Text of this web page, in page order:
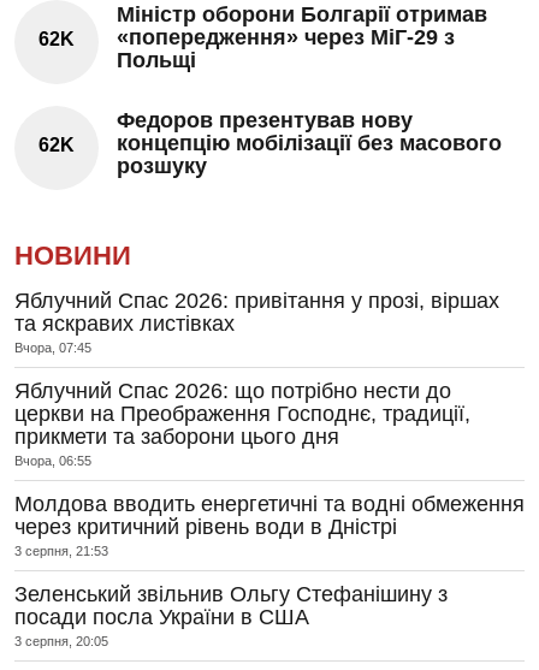
62K
Міністр оборони Болгарії отримав
«попередження» через МіГ-29 з
Польщі
62K
Федоров презентував нову
концепцію мобілізації без масового
розшуку
НОВИНИ
Яблучний Спас 2026: привітання у прозі, віршах
та яскравих листівках
Вчора, 07:45
Яблучний Спас 2026: що потрібно нести до
церкви на Преображення Господнє, традиції,
прикмети та заборони цього дня
Вчора, 06:55
Молдова вводить енергетичні та водні обмеження
через критичний рівень води в Дністрі
3 серпня, 21:53
Зеленський звільнив Ольгу Стефанішину з
посади посла України в США
3 серпня, 20:05